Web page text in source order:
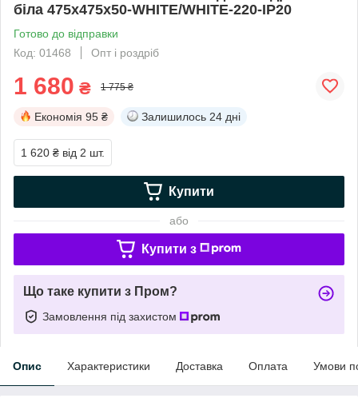
біла 475х475х50-WHITE/WHITE-220-IP20
Готово до відправки
Код: 01468
Опт і роздріб
1 680 ₴ 1 775 ₴
Економія 95 ₴ Залишилось 24 дні
1 620 ₴ від 2 шт.
Купити
або
Купити з
Що таке купити з Пром?
Замовлення під захистом
Опис Характеристики Доставка Оплата Умови